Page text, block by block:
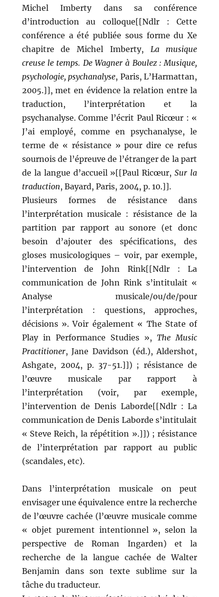
Michel Imberty dans sa conférence
d’introduction au colloque[[Ndlr : Cette
conférence a été publiée sous forme du Xe
chapitre de Michel Imberty, La musique
creuse le temps. De Wagner à Boulez : Musique,
psychologie, psychanalyse, Paris, L’Harmattan,
2005.]], met en évidence la relation entre la
traduction, l’interprétation et la
psychanalyse. Comme l’écrit Paul Ricœur : «
J’ai employé, comme en psychanalyse, le
terme de « résistance » pour dire ce refus
sournois de l’épreuve de l’étranger de la part
de la langue d’accueil »[[Paul Ricœur,Sur la
traduction, Bayard, Paris, 2004, p. 10.]].
Plusieurs formes de résistance dans
l’interprétation musicale : résistance de la
partition par rapport au sonore (et donc
besoin d’ajouter des spécifications, des
gloses musicologiques – voir, par exemple,
l’intervention de John Rink[[Ndlr : La
communication de John Rink s’intitulait «
Analyse musicale/ou/de/pour
l’interprétation : questions, approches,
décisions ». Voir également « The State of
Play in Performance Studies »,The Music
Practitioner, Jane Davidson (éd.), Aldershot,
Ashgate, 2004, p. 37-51.]]) ; résistance de
l’œuvre musicale par rapport à
l’interprétation (voir, par exemple,
l’intervention de Denis Laborde[[Ndlr : La
communication de Denis Laborde s’intitulait
« Steve Reich, la répétition ».]]) ; résistance
de l’interprétation par rapport au public
(scandales, etc).
Dans l’interprétation musicale on peut
envisager une équivalence entre la recherche
de l’œuvre cachée (l’œuvre musicale comme
« objet purement intentionnel », selon la
perspective de Roman Ingarden) et la
recherche de la langue cachée de Walter
Benjamin dans son texte sublime sur la
tâche du traducteur.